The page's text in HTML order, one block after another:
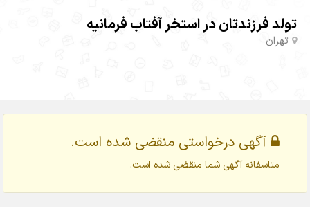
تولد فرزندتان در استخر آفتاب فرمانیه
تهران
آگهی درخواستی منقضی شده است.
متاسفانه آگهی شما منقضی شده است.